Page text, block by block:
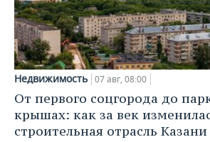
Недвижимость 07 авг, 08:00
От первого соцгорода до
крышах: как за век
строительная отрасль Казани